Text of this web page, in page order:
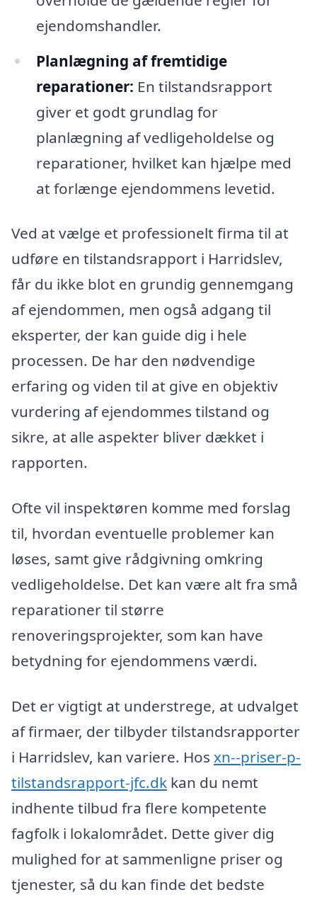
ejendomshandler.
Planlægning af fremtidige
reparationer: En tilstandsrapport
giver et godt grundlag for
planlægning af vedligeholdelse og
reparationer, hvilket kan hjælpe med
at forlænge ejendommens levetid.
Ved at vælge et professionelt firma til at
udføre en tilstandsrapport i Harridslev,
får du ikke blot en grundig gennemgang
af ejendommen, men også adgang til
eksperter, der kan guide dig i hele
processen. De har den nødvendige
erfaring og viden til at give en objektiv
vurdering af ejendommes tilstand og
sikre, at alle aspekter bliver dækket i
rapporten.
Ofte vil inspektøren komme med forslag
til, hvordan eventuelle problemer kan
løses, samt give rådgivning omkring
vedligeholdelse. Det kan være alt fra små
reparationer til større
renoveringsprojekter, som kan have
betydning for ejendommens værdi.
Det er vigtigt at understrege, at udvalget
af firmaer, der tilbyder tilstandsrapporter
i Harridslev, kan variere. Hos xn--priser-p-
tilstandsrapport-jfc.dk kan du nemt
indhente tilbud fra flere kompetente
fagfolk i lokalområdet. Dette giver dig
mulighed for at sammenligne priser og
tjenester, så du kan finde det bedste